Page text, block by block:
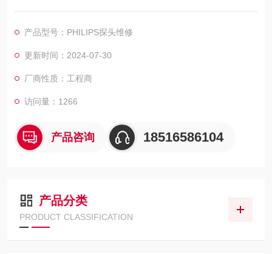
图像有黑影 图像不良，如：暗道、黑影、黑屏、重影、缺失、模
部探头维修，如：声透镜破损脱落/起泡、外壳爆裂、线套破损、
电缆线断、油囊***、漏油，等；功能不良，如：二维转三维电机
产品型号：PHILIPS探头维修
更新时间：2024-07-30
厂商性质：工程商
访问量：1266
产品咨询 18516586104
产品分类
PRODUCT CLASSIFICATION